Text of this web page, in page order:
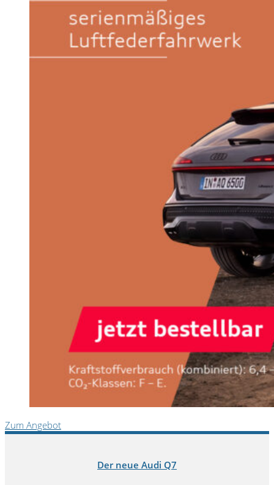
Zum Angebot
Der neue Audi Q7